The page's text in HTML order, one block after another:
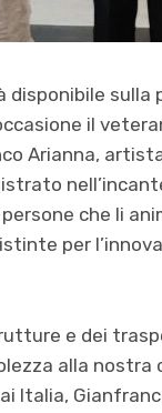
sulla
il
Arianna,
che li
per
e dei
alla nostra
Italia,